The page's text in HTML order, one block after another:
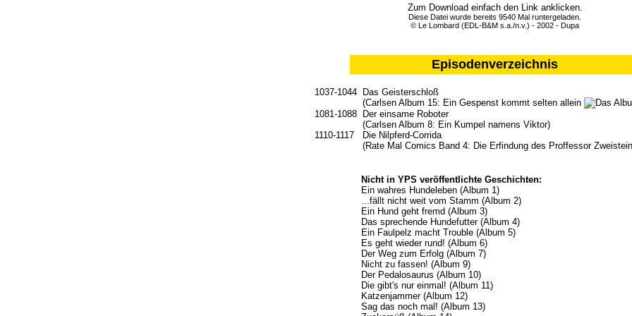
Zum Download einfach den Link anklicken.
Diese Datei wurde bereits 9540 Mal runtergeladen.
© Le Lombard (EDL-B&M s.a./n.v.) - 2002 - Dupa
Episodenverzeichnis
1037-1044
Das Geisterschloß
(Carlsen Album 15: Ein Gespenst kommt selten allein
1081-1088
Der einsame Roboter
(Carlsen Album 8: Ein Kumpel namens Viktor)
1110-1117
Die Nilpferd-Corrida
(Rate Mal Comics Band 4: Die Erfindung des Proffessor
Nicht in YPS veröffentlichte Geschichten:
Ein wahres Hundeleben (Album 1)
...fällt nicht weit vom Stamm (Album 2)
Ein Hund geht fremd (Album 3)
Das sprechende Hundefutter (Album 4)
Ein Faulpelz macht Trouble (Album 5)
Es geht wieder rund! (Album 6)
Der Weg zum Erfolg (Album 7)
Nicht zu fassen! (Album 9)
Der Pedalosaurus (Album 10)
Die gibt's nur einmal! (Album 11)
Katzenjammer (Album 12)
Sag das noch mal! (Album 13)